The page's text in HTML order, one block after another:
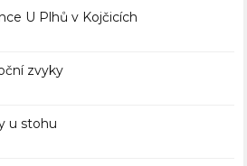
U Plhů v Kojčicích
zvyky
u stohu